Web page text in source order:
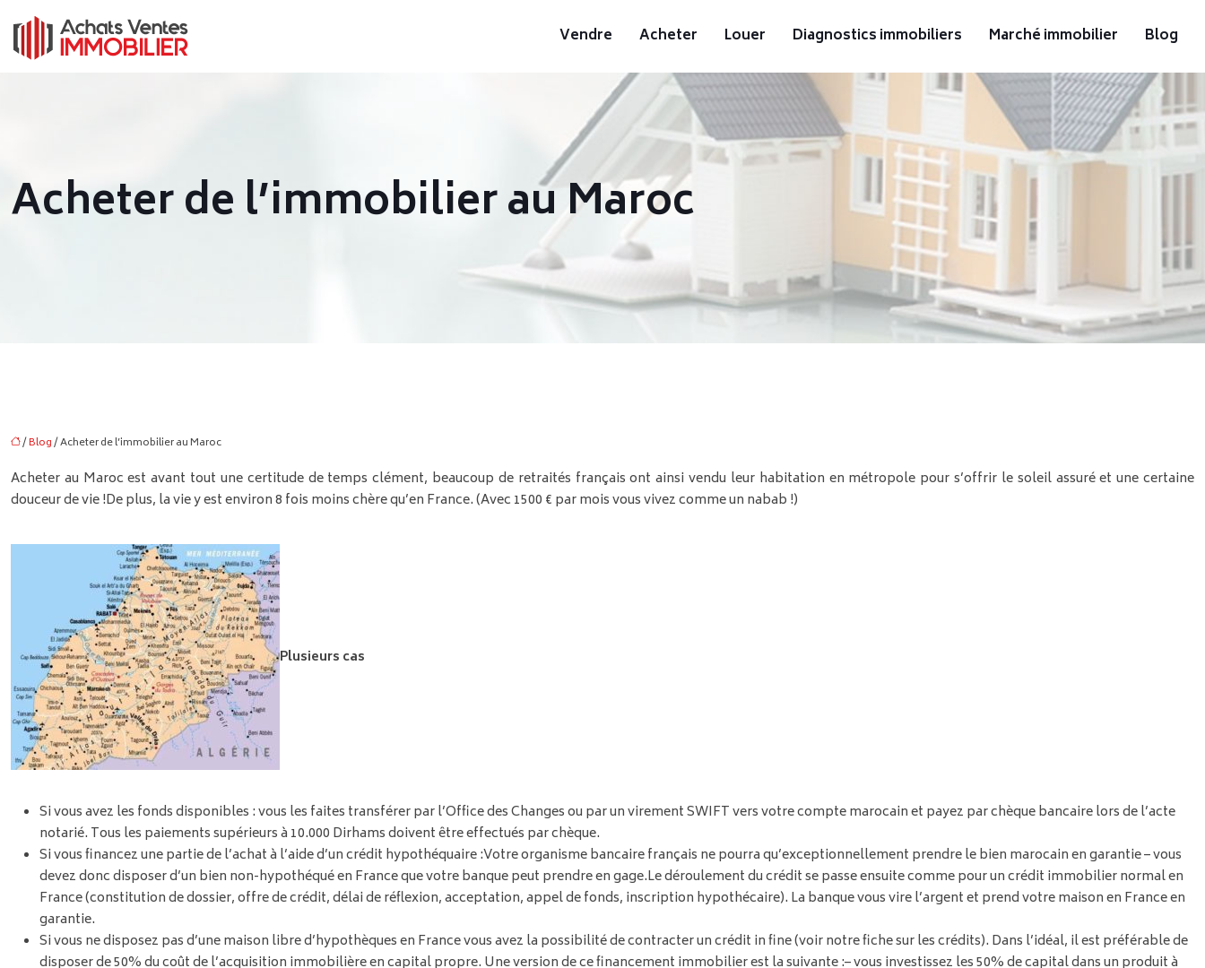
Vendre Acheter Louer Diagnostics immobiliers Marché immobilier Blog
Acheter de l’immobilier au Maroc
/Blog/ Acheter de l’immobilier au Maroc
Acheter au Maroc est avant tout une certitude de temps clément, beaucoup de retraités français ont ainsi vendu leur habitation en métropole pour s’offrir le soleil assuré et une certaine
douceur de vie !De plus, la vie y est environ 8 fois moins chère qu’en France. (Avec 1500 € par mois vous vivez comme un nabab !)
Plusieurs cas
Si vous avez les fonds disponibles : vous les faites transférer par l’Office des Changes ou par un virement SWIFT vers votre compte marocain et payez par chèque bancaire lors de l’acte
notarié. Tous les paiements supérieurs à 10.000 Dirhams doivent être effectués par chèque.
Si vous financez une partie de l’achat à l’aide d’un crédit hypothéquaire :Votre organisme bancaire français ne pourra qu’exceptionnellement prendre le bien marocain en garantie – vous
devez donc disposer d’un bien non-hypothéqué en France que votre banque peut prendre en gage.Le déroulement du crédit se passe ensuite comme pour un crédit immobilier normal en
France (constitution de dossier, offre de crédit, délai de réflexion, acceptation, appel de fonds, inscription hypothécaire). La banque vous vire l’argent et prend votre maison en France en
garantie.
Si vous ne disposez pas d’une maison libre d’hypothèques en France vous avez la possibilité de contracter un crédit in fine (voir notre fiche sur les crédits). Dans l’idéal, il est préférable de
disposer de 50% du coût de l’acquisition immobilière en capital propre. Une version de ce financement immobilier est la suivante :– vous investissez les 50% de capital dans un produit à